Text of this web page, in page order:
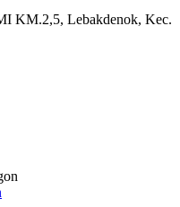
KM.2,5, Lebakdenok, Kec.